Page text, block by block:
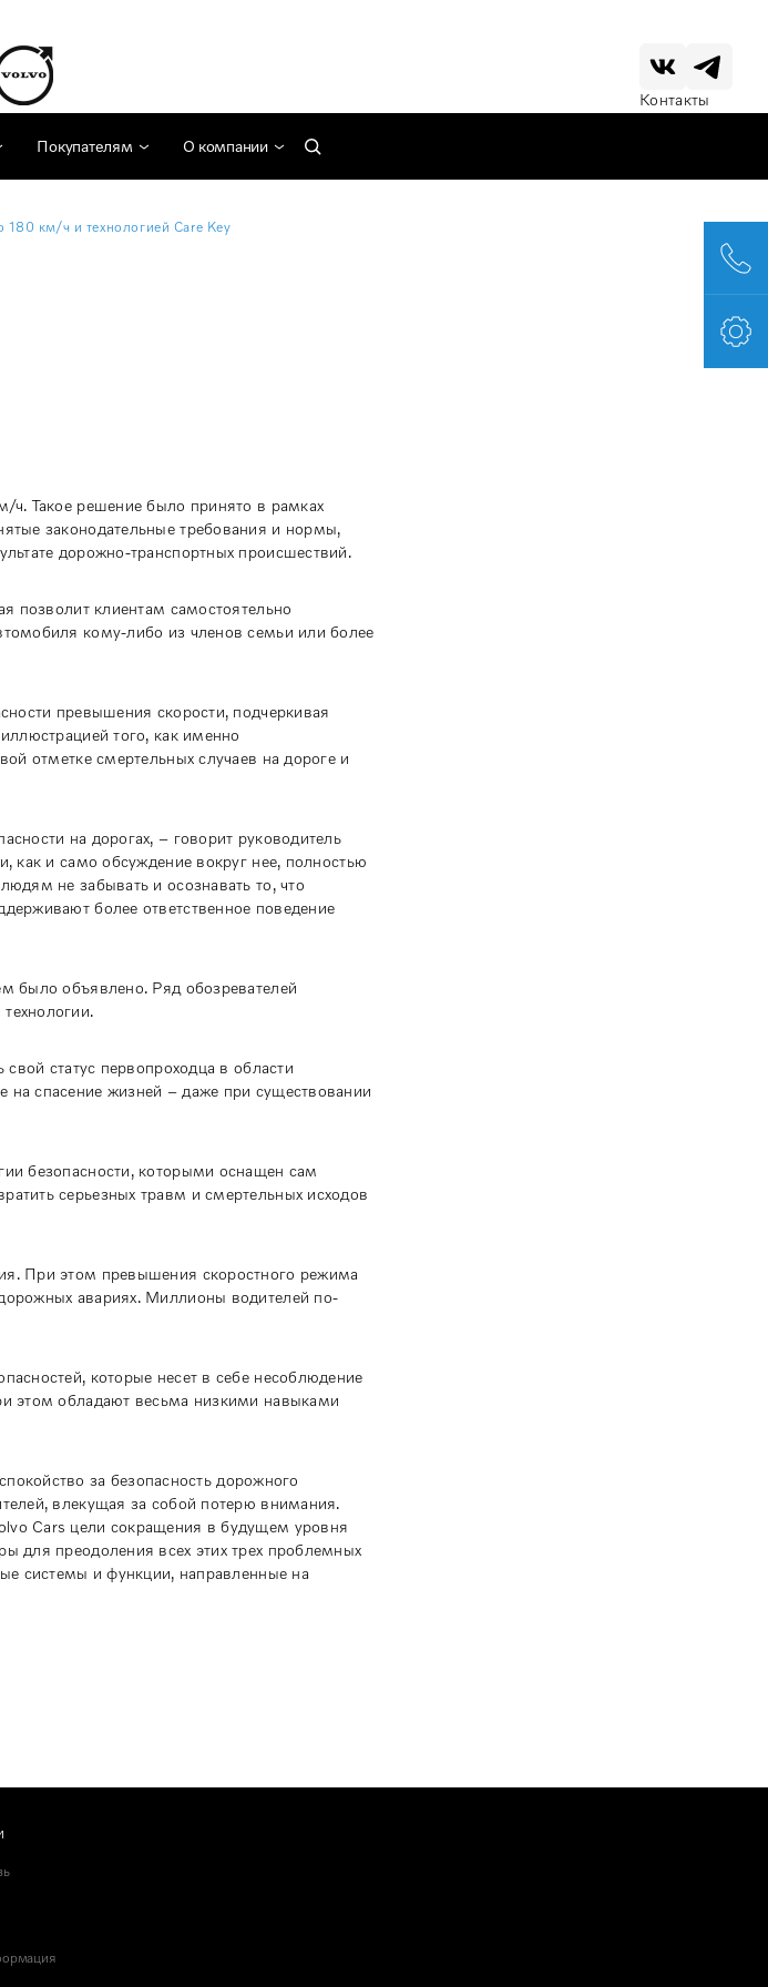
Контакты
Покупателям О компании
км/ч и технологией Care Key
ч. Такое решение было принято в рамках
законодательные требования и нормы,
дорожно-транспортных происшествий.
позволит клиентам самостоятельно
кому-либо из членов семьи или более
превышения скорости, подчеркивая
того, как именно
отметке смертельных случаев на дороге и
на дорогах, – говорит руководитель
как и само обсуждение вокруг нее, полностью
не забывать и осознавать то, что
более ответственное поведение
было объявлено. Ряд обозревателей
статус первопроходца в области
на спасение жизней – даже при существовании
безопасности, которыми оснащен сам
серьезных травм и смертельных исходов
При этом превышения скоростного режима
авариях. Миллионы водителей по-
которые несет в себе несоблюдение
этом обладают весьма низкими навыками
за безопасность дорожного
влекущая за собой потерю внимания.
Cars цели сокращения в будущем уровня
для преодоления всех этих трех проблемных
системы и функции, направленные на